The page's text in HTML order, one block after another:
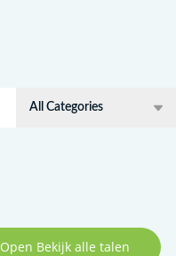
Open Bekijk alle talen